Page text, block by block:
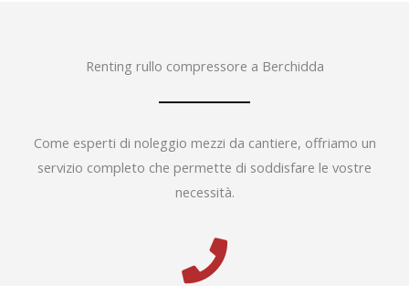
Renting rullo compressore a Berchidda
Come esperti di noleggio mezzi da cantiere, offriamo un
servizio completo che permette di soddisfare le vostre
necessità.